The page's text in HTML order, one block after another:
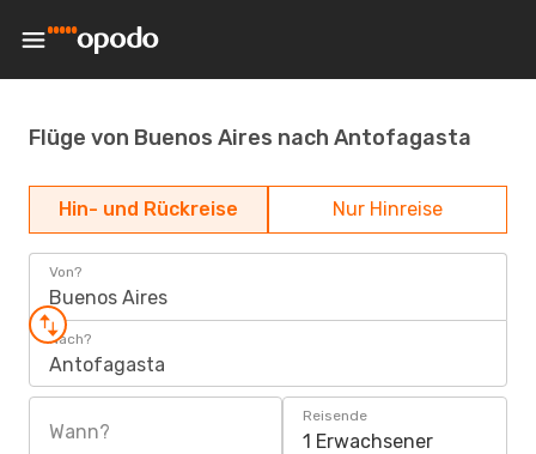
Flüge von Buenos Aires nach Antofagasta
Hin- und Rückreise Nur Hinreise
Von?
Buenos Aires
Nach?
Antofagasta
Wann?
Reisende
1 Erwachsener